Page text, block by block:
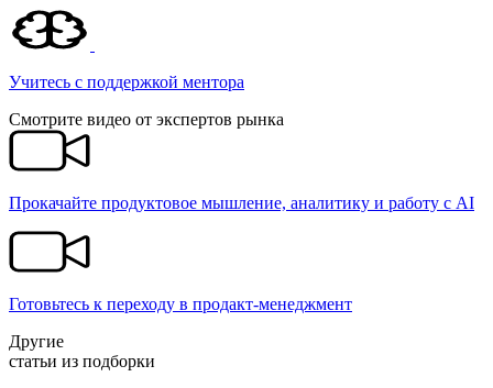
Учитесь c поддержкой ментора
Смотрите видео от экспертов рынка
Прокачайте продуктовое мышление, аналитику и работу с AI
Готовьтесь к переходу в продакт-менеджмент
Другие
статьи из подборки